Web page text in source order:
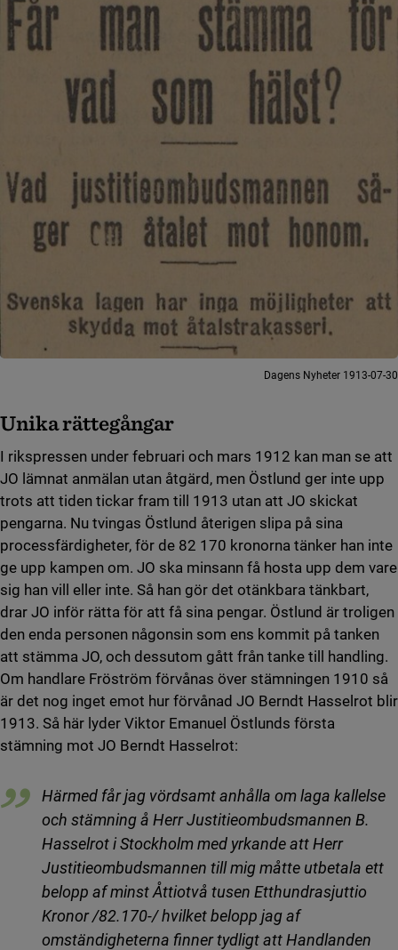
Dagens Nyheter 1913-07-30
Unika rättegångar
I rikspressen under februari och mars 1912 kan man se att
JO lämnat anmälan utan åtgärd, men Östlund ger inte upp
trots att tiden tickar fram till 1913 utan att JO skickat
pengarna. Nu tvingas Östlund återigen slipa på sina
processfärdigheter, för de 82 170 kronorna tänker han inte
ge upp kampen om. JO ska minsann få hosta upp dem vare
sig han vill eller inte. Så han gör det otänkbara tänkbart,
drar JO inför rätta för att få sina pengar. Östlund är troligen
den enda personen någonsin som ens kommit på tanken
att stämma JO, och dessutom gått från tanke till handling.
Om handlare Fröström förvånas över stämningen 1910 så
är det nog inget emot hur förvånad JO Berndt Hasselrot blir
1913. Så här lyder Viktor Emanuel Östlunds första
stämning mot JO Berndt Hasselrot:
Härmed får jag vördsamt anhålla om laga kallelse
och stämning å Herr Justitieombudsmannen B.
Hasselrot i Stockholm med yrkande att Herr
Justitieombudsmannen till mig måtte utbetala ett
belopp af minst Åttiotvå tusen Etthundrasjuttio
Kronor /82.170-/ hvilket belopp jag af
omständigheterna finner tydligt att Handlanden